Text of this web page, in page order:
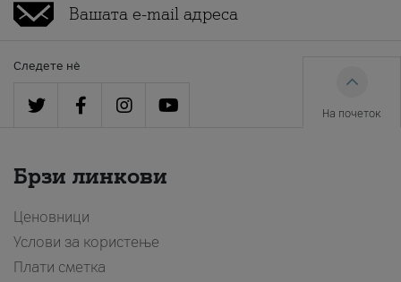
Следете нè
На почеток
Брзи линкови
Ценовници
Услови за користење
Плати сметка